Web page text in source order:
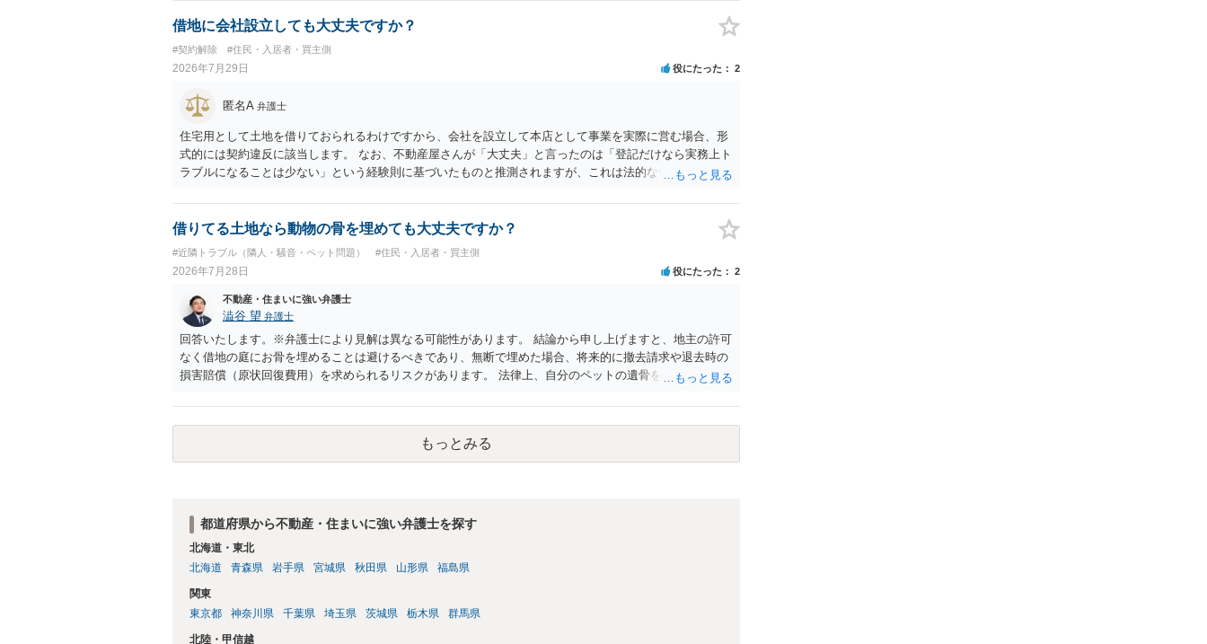
借地に会社設立しても大丈夫ですか？
#契約解除 #住民・入居者・買主側
2026年7月29日 役にたった 2
匿名A 弁護士
住宅用として土地を借りておられるわけですから、会社を設立して本店として事業を実際に営む場合、形
式的には契約違反に該当します。 なお、不動産屋さんが「大丈夫」と言ったのは「登記だけなら実務上ト
ラブルになることは少ない」という経験則に基づいたものと推測されますが、これは法的な保証ではあり
で、建物を事務所・店舗用に大きく改築する等までなさらない限り、リスクはそれほど大きくないかもし
れません。 しかしそれでも、大家さんが契約違反を口実に、将来の更新時に更新料の上乗せを要求した
借りてる土地なら動物の骨を埋めても大丈夫ですか？
#近隣トラブル（隣人・騒音・ペット問題） #住民・入居者・買主側
2026年7月28日 役にたった 2
不動産・住まいに強い弁護士
澁谷 望 弁護士
回答いたします。※弁護士により見解は異なる可能性があります。 結論から申し上げますと、地主の許可
なく借地の庭にお骨を埋めることは避けるべきであり、無断で埋めた場合、将来的に撤去請求や退去時の
損害賠償（原状回復費用）を求められるリスクがあります。 法律上、自分のペットの遺骨を埋める行為自
有者は質問者様であっても、土地の所有権はあくまで地主にあります。そのため、地主に無断でお骨を埋
める行為は、他人の所有権を侵害する行為や、借地人としての善管注意義務違反とみなされる可能性が高
いのが私見です。 どうしてもお近くで供養されたい場合は、事前に地主へ相談して許可を得るか、土地に
直接埋めずに大きめの鉢植え等で供養する「プランター葬」や、ペット霊園等への納骨を検討されるのが
もっとみる
都道府県から不動産・住まいに強い弁護士を探す
北海道・東北
北海道
青森県 岩手県 宮城県 秋田県 山形県 福島県
関東
東京都
神奈川県 千葉県 埼玉県 茨城県 栃木県 群馬県
北陸・甲信越